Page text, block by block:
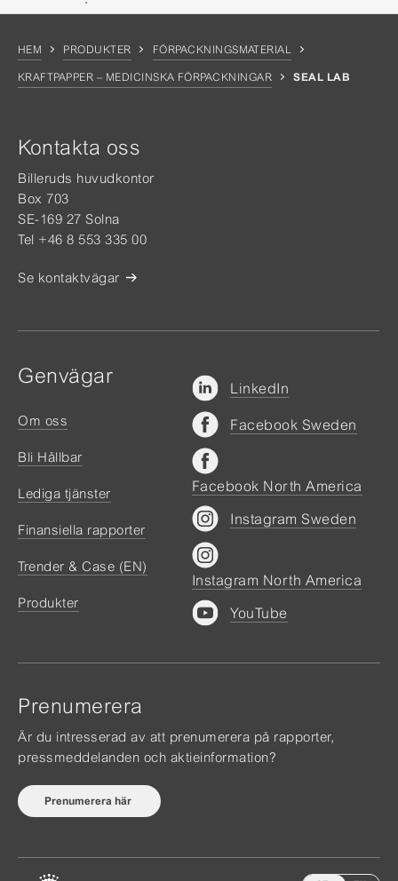
HEM PRODUKTER FÖRPACKNINGSMATERIAL
KRAFTPAPPER – MEDICINSKA FÖRPACKNINGAR SEAL LAB
Kontakta oss
Billeruds huvudkontor
Box 703
SE-169 27 Solna
Tel +46 8 553 335 00
Se kontaktvägar
Genvägar
Om oss
Bli Hållbar
Lediga tjänster
Finansiella rapporter
Trender & Case (EN)
Produkter
Prenumerera
Är du intresserad av att prenumerera på rapporter,
pressmeddelanden och aktieinformation?
Prenumerera här
LinkedIn
Facebook Sweden
Facebook North America
Instagram Sweden
Instagram North America
YouTube